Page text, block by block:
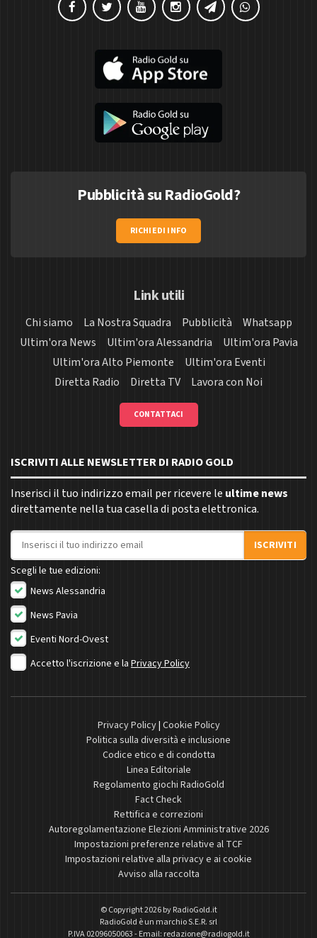
Pubblicità su RadioGold?
RICHIEDI INFO
Link utili
Chi siamo La Nostra Squadra Pubblicità
Whatsapp
Ultim'ora News
Ultim'ora Alessandria
Ultim'ora Pavia
Ultim'ora Alto Piemonte
Ultim'ora Eventi
Diretta Radio
Diretta TV Lavora con Noi
CONTATTACI
ISCRIVITI ALLE NEWSLETTER DI RADIO GOLD
Inserisci il tuo indirizzo email per ricevere le ultime news
direttamente nella tua casella di posta elettronica.
Indirizzo email
ISCRIVITI
Scegli le tue edizioni:
News Alessandria
News Pavia
Eventi Nord-Ovest
Accetto l'iscrizione e la Privacy Policy
Privacy Policy| Cookie Policy
Politica sulla diversità e inclusione
Codice etico e di condotta
Linea Editoriale
Regolamento giochi RadioGold
Fact Check
Rettifica e correzioni
Autoregolamentazione Elezioni Amministrative 2026
Impostazioni preferenze relative al TCF
Impostazioni relative alla privacy e ai cookie
Avviso alla raccolta
© Copyright 2026 byRadioGold.it
RadioGold è un marchio S.E.R. srl
P.IVA 02096050063 - Email: redazione@radiogold.it